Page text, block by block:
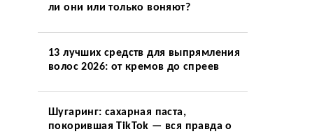
ли они или только воняют?
13 лучших средств для выпрямления
волос 2026: от кремов до спреев
Шугаринг: сахарная паста,
покорившая TikTok — вся правда о